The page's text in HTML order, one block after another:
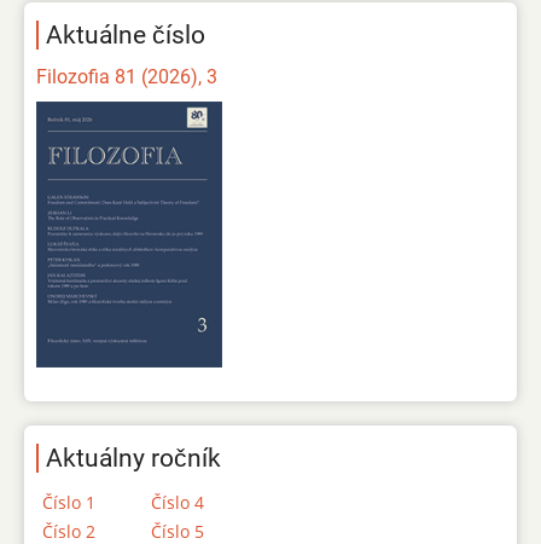
Aktuálne číslo
Filozofia 81 (2026), 3
Aktuálny ročník
Číslo 1
Číslo 2
Číslo 4
Číslo 5